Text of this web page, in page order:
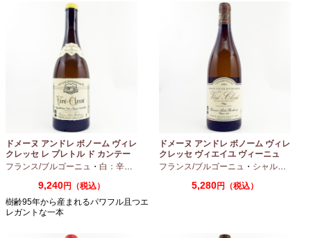
ドメーヌ アンドレ ボノーム ヴィレ
クレッセ レ プレトル ド カンテー
ヌ 2023 750ml
フランス/ブルゴーニュ ・ 白：辛口 シャルドネ
9,240円（税込）
樹齢95年から産まれるパワフル且つエ
レガントな一本
ドメーヌ アンドレ ボノーム ヴィレ
クレッセ ヴィエイユ ヴィーニュ
2024 750ml
フランス/ブルゴーニュ ・ シャルドネ
5,280円（税込）